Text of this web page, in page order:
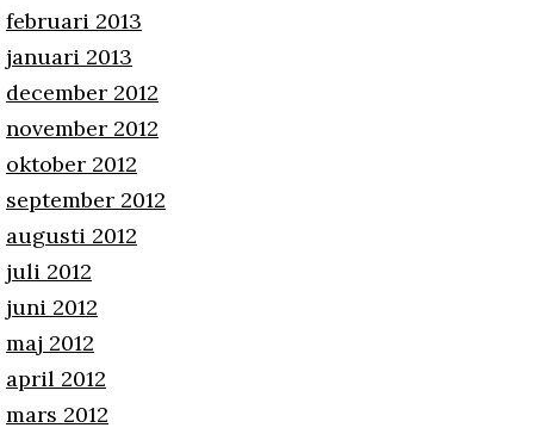
februari 2013
januari 2013
december 2012
november 2012
oktober 2012
september 2012
augusti 2012
juli 2012
juni 2012
maj 2012
april 2012
mars 2012